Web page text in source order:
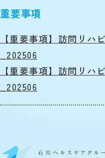
重要事項
【重要事項】訪問リハ
_202506
【重要事項】訪問リハ
_202506